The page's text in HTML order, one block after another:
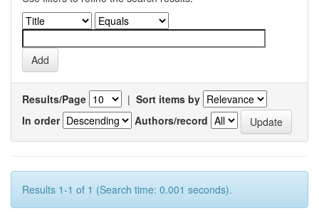
Results/Page | Sort items by
In order
Authors/record
Results 1-1 of 1 (Search time: 0.001 seconds).